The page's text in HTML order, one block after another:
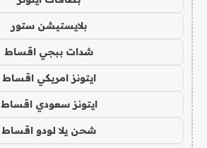
بلايستيشن ستور
شدات ببجي اقساط
ايتونز امريكي اقساط
ايتونز سعودي اقساط
شحن يلا لودو اقساط